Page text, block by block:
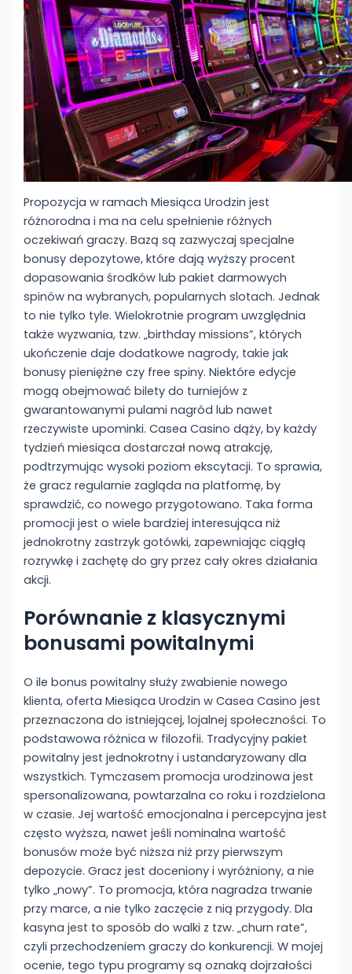
Propozycja w ramach Miesiąca Urodzin jest
różnorodna i ma na celu spełnienie różnych
oczekiwań graczy. Bazą są zazwyczaj specjalne
bonusy depozytowe, które dają wyższy procent
dopasowania środków lub pakiet darmowych
spinów na wybranych, popularnych slotach. Jednak
to nie tylko tyle. Wielokrotnie program uwzględnia
także wyzwania, tzw. „birthday missions”, których
ukończenie daje dodatkowe nagrody, takie jak
bonusy pieniężne czy free spiny. Niektóre edycje
mogą obejmować bilety do turniejów z
gwarantowanymi pulami nagród lub nawet
rzeczywiste upominki. Casea Casino dąży, by każdy
tydzień miesiąca dostarczał nową atrakcję,
podtrzymując wysoki poziom ekscytacji. To sprawia,
że gracz regularnie zagląda na platformę, by
sprawdzić, co nowego przygotowano. Taka forma
promocji jest o wiele bardziej interesująca niż
jednokrotny zastrzyk gotówki, zapewniając ciągłą
rozrywkę i zachętę do gry przez cały okres działania
akcji.
Porównanie z klasycznymi
bonusami powitalnymi
O ile bonus powitalny służy zwabienie nowego
klienta, oferta Miesiąca Urodzin w Casea Casino jest
przeznaczona do istniejącej, lojalnej społeczności. To
podstawowa różnica w filozofii. Tradycyjny pakiet
powitalny jest jednokrotny i ustandaryzowany dla
wszystkich. Tymczasem promocja urodzinowa jest
spersonalizowana, powtarzalna co roku i rozdzielona
w czasie. Jej wartość emocjonalna i percepcyjna jest
często wyższa, nawet jeśli nominalna wartość
bonusów może być niższa niż przy pierwszym
depozycie. Gracz jest doceniony i wyróżniony, a nie
tylko „nowy”. To promocja, która nagradza trwanie
przy marce, a nie tylko zaczęcie z nią przygody. Dla
kasyna jest to sposób do walki z tzw. „churn rate”,
czyli przechodzeniem graczy do konkurencji. W mojej
ocenie, tego typu programy są oznaką dojrzałości